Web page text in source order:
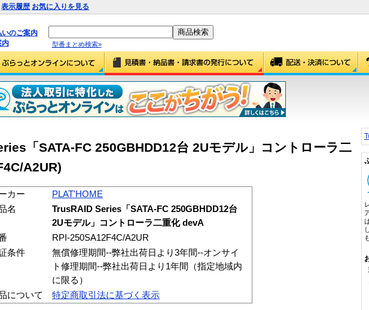
表示履歴 お気に入りを見る
のご案内
内
型番まとめ検索»
「SATA-FC 250GBHDD12台 2Uモデル」コントローラ二
A2UR)
カー
PLAT'HOME
名
TrusRAID Series「SATA-FC 250GBHDD12台
2Uモデル」コントローラ二重化 devA
RPI-250SA12F4C/A2UR
条件
無償修理期間--弊社出荷日より3年間--オンサイ
ト修理期間--弊社出荷日より1年間（指定地域内
に限る）
について
特定商取引法に基づく表示